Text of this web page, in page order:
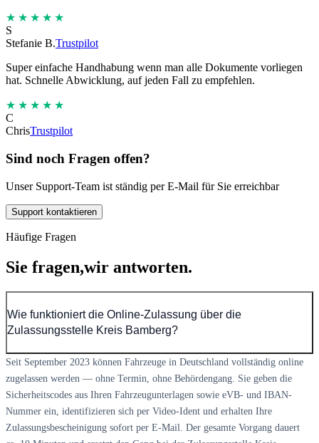
★★★★★
S
Stefanie B.Trustpilot
Super einfache Handhabung wenn man alle Dokumente vorliegen
hat. Schnelle Abwicklung, auf jeden Fall zu empfehlen.
★★★★★
C
ChrisTrustpilot
Sind noch Fragen offen?
Unser Support-Team ist ständig per E-Mail für Sie erreichbar
Support kontaktieren
Häufige Fragen
Sie fragen,wir antworten.
Wie funktioniert die Online-Zulassung über die
Zulassungsstelle Kreis Bamberg?
Seit September 2023 können Fahrzeuge in Deutschland vollständig online
zugelassen werden — ohne Termin, ohne Behördengang. Sie geben die
Sicherheitscodes aus Ihren Fahrzeugunterlagen sowie eVB- und IBAN-
Nummer ein, identifizieren sich per Video-Ident und erhalten Ihre
Zulassungsbescheinigung sofort per E-Mail. Der gesamte Vorgang dauert